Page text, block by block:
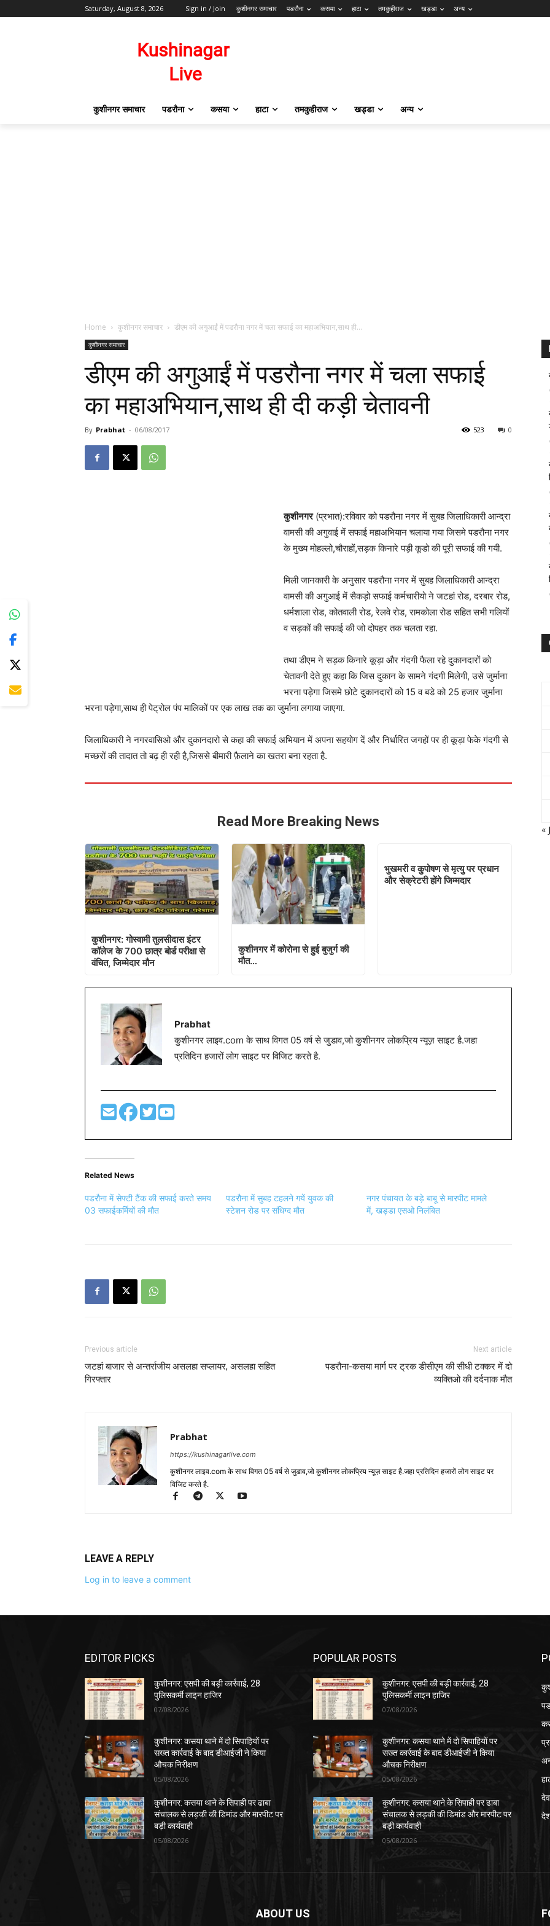
Saturday, August 8, 2026 Sign in / Join कुशीनगर समाचार पडरौना कसया हाटा तमकुहीराज खड्डा अन्य
कुशीनगर समाचार पडरौना कसया हाटा तमकुहीराज खड्डा अन्य
Home कुशीनगर समाचार डीएम की अगुआईं में पडरौना नगर में चला सफाई का महाअभियान,साथ ही...
कुशीनगर समाचार
डीएम की अगुआईं में पडरौना नगर में चला सफाई
का महाअभियान,साथ ही दी कड़ी चेतावनी
By Prabhat - 06/08/2017 0
523
कुशीनगर(प्रभात):रविवार को पडरौना नगर में सुबह जिलाधिकारी आन्द्रा
वामसी की अगुवाई में सफाई महाअभियान चलाया गया जिसमे पडरौना नगर के मुख्य मोहल्लो,चौराहों,सड़क किनारे पड़ी कूडो की पूरी सफाई
मिली जानकारी के अनुसार पडरौना नगर में सुबह जिलाधिकारी आन्द्रा वामसी की अगुआई में सैकड़ो सफाई कर्मचारीयो ने जटहां रोड,
दरबार रोड, धर्मशाला रोड, कोतवाली रोड, रेलवे रोड, रामकोला रोड सहित सभी गलियों व सड़कों की सफाई की जो दोपहर तक चलता रहा.
तथा डीएम ने सड़क किनारे कूड़ा और गंदगी फैला रहे दुकानदारों को चेतावनी देते हुए कहा कि जिस दुकान के सामने गंदगी मिलेगी, उसे
जिलाधिकारी ने नगरवासिओ और दुकानदारो से कहा की सफाई अभियान में अपना सहयोग दें और निर्धारित जगहों पर ही कूड़ा फेके गंदगी से
मच्छरों की तादात तो बढ़ ही रही है,जिससे बीमारी फ़ैलाने का खतरा बना रहता है.
कुशीनगर: गोस्वामी तुलसीदास इंटर
कॉलेज के 700 छात्र बोर्ड परीक्षा से
वंचित, जिम्मेदार मौन
कुशीनगर में कोरोना से हुई बुजुर्ग की
मौत…
03 सफाईकर्मियों की मौत
Previous article
विजिट करते है.
«
कुशीनगर: कसया थाने में दो सिपाहियों पर
कुशीनगर: कसया थाने के सिपाही पर ढाबा
संचालक से लड़की की डिमांड और मारपीट पर
बड़ी कार्यवाही
07/08/2026
कुशीनगर: कसया थाने में दो सिपाहियों पर
कुशीनगर: कसया थाने के सिपाही पर ढाबा
संचालक से लड़की की डिमांड और मारपीट पर
बड़ी कार्यवाही
देश
पोर्टल, जो विगत 2016 से संचलित है।